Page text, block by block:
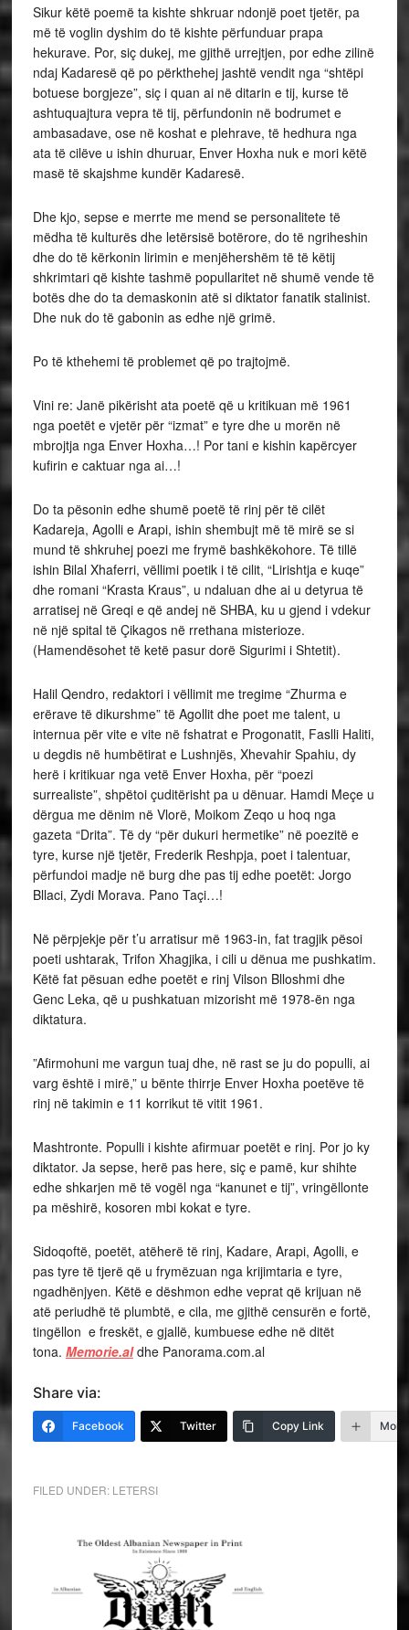
Sikur këtë poemë ta kishte shkruar ndonjë poet tjetër, pa
më të voglin dyshim do të kishte përfunduar prapa
hekurave. Por, siç dukej, me gjithë urrejtjen, por edhe zilinë
ndaj Kadaresë që po përkthehej jashtë vendit nga “shtëpi
botuese borgjeze”, siç i quan ai në ditarin e tij, kurse të
ashtuquajtura vepra të tij, përfundonin në bodrumet e
ambasadave, ose në koshat e plehrave, të hedhura nga
ata të cilëve u ishin dhuruar, Enver Hoxha nuk e mori këtë
masë të skajshme kundër Kadaresë.
Dhe kjo, sepse e merrte me mend se personalitete të
mëdha të kulturës dhe letërsisë botërore, do të ngriheshin
dhe do të kërkonin lirimin e menjëhershëm të të këtij
shkrimtari që kishte tashmë popullaritet në shumë vende të
botës dhe do ta demaskonin atë si diktator fanatik stalinist.
Dhe nuk do të gabonin as edhe një grimë.
Po të kthehemi të problemet që po trajtojmë.
Vini re: Janë pikërisht ata poetë që u kritikuan më 1961
nga poetët e vjetër për “izmat” e tyre dhe u morën në
mbrojtja nga Enver Hoxha…! Por tani e kishin kapërcyer
kufirin e caktuar nga ai…!
Do ta pësonin edhe shumë poetë të rinj për të cilët
Kadareja, Agolli e Arapi, ishin shembujt më të mirë se si
mund të shkruhej poezi me frymë bashkëkohore. Të tillë
ishin Bilal Xhaferri, vëllimi poetik i të cilit, “Lirishtja e kuqe”
dhe romani “Krasta Kraus”, u ndaluan dhe ai u detyrua të
arratisej në Greqi e që andej në SHBA, ku u gjend i vdekur
në një spital të Çikagos në rrethana misterioze.
(Hamendësohet të ketë pasur dorë Sigurimi i Shtetit).
Halil Qendro, redaktori i vëllimit me tregime “Zhurma e
erërave të dikurshme” të Agollit dhe poet me talent, u
internua për vite e vite në fshatrat e Progonatit, Faslli Haliti,
u degdis në humbëtirat e Lushnjës, Xhevahir Spahiu, dy
herë i kritikuar nga vetë Enver Hoxha, për “poezi
surrealiste”, shpëtoi çuditërisht pa u dënuar. Hamdi Meçe u
dërgua me dënim në Vlorë, Moikom Zeqo u hoq nga
gazeta “Drita”. Të dy “për dukuri hermetike” në poezitë e
tyre, kurse një tjetër, Frederik Reshpja, poet i talentuar,
përfundoi madje në burg dhe pas tij edhe poetët: Jorgo
Bllaci, Zydi Morava. Pano Taçi…!
Në përpjekje për t’u arratisur më 1963-in, fat tragjik pësoi
poeti ushtarak, Trifon Xhagjika, i cili u dënua me pushkatim.
Këtë fat pësuan edhe poetët e rinj Vilson Blloshmi dhe
Genc Leka, që u pushkatuan mizorisht më 1978-ën nga
diktatura.
”Afirmohuni me vargun tuaj dhe, në rast se ju do populli, ai
varg është i mirë,” u bënte thirrje Enver Hoxha poetëve të
rinj në takimin e 11 korrikut të vitit 1961.
Mashtronte. Populli i kishte afirmuar poetët e rinj. Por jo ky
diktator. Ja sepse, herë pas here, siç e pamë, kur shihte
edhe shkarjen më të vogël nga “kanunet e tij”, vringëllonte
pa mëshirë, kosoren mbi kokat e tyre.
Sidoqoftë, poetët, atëherë të rinj, Kadare, Arapi, Agolli, e
pas tyre të tjerë që u frymëzuan nga krijimtaria e tyre,
ngadhënjyen. Këtë e dëshmon edhe veprat që krijuan në
atë periudhë të plumbtë, e cila, me gjithë censurën e fortë,
tingëllon e freskët, e gjallë, kumbuese edhe në ditët
tona. Memorie.aldhe Panorama.com.al
Share via:
Facebook Twitter Copy Link More
FILED UNDER: LETERSI